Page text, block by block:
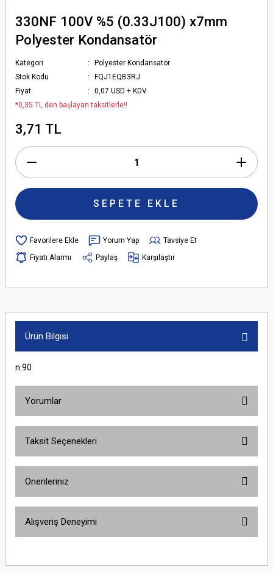
330NF 100V %5 (0.33J100) x7mm
Polyester Kondansatör
Kategori
Polyester Kondansatör
Stok Kodu
FQJ1EQB3RJ
Fiyat
0,07 USD + KDV
*0,35 TL den başlayan taksitlerle!!
3,71 TL
SEPETE EKLE
Yorum Yap
Tavsiye Et
Fiyatı Alarmı
Paylaş Karşılaştır
Ürün Bilgisi
n.90
Yorumlar
Taksit Seçenekleri
Önerileriniz
yetersiz gördüğünüz noktaları öneri formunu kullanarak tarafımıza
Alışveriş Deneyimi